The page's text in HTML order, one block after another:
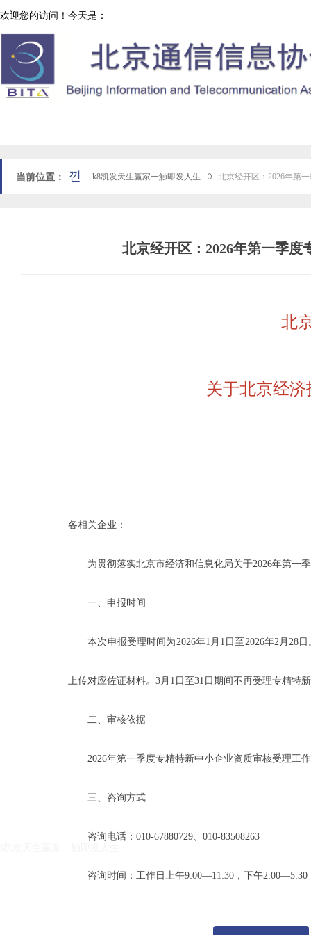
欢迎您的访问！今天是：
当前位置： k8凯发天生赢家一触即发人生 ꄲ 北京经开区：2026年第
낀
北京经开区：2026年第一季
北
关于北京经
各相关企业：
为贯彻落实北京市经济和信息化局关于2026年第一季
一、申报时间
本次申报受理时间为2026年1月1日至2026年2月28日
上传对应佐证材料。3月1日至31日期间不再受理专精特
二、审核依据
2026年第一季度专精特新中小企业资质审核受理工作
三、咨询方式
咨询电话：010-67880729、010-83508263
咨询时间：工作日上午9:00—11:30，下午2:00—5:30
k8凯发天生赢家一触即发人生的友情链接：